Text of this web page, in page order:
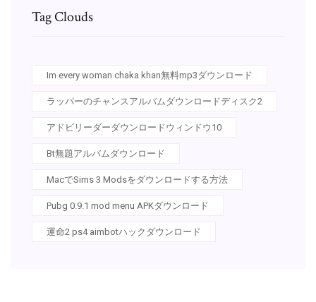
Tag Clouds
Im every woman chaka khan無料mp3ダウンロード
ラッパーのチャンスアルバムダウンロードディスク2
アドビリーダーダウンロードウィンドウ10
Bt無題アルバムダウンロード
MacでSims 3 Modsをダウンロードする方法
Pubg 0.9.1 mod menu APKダウンロード
運命2 ps4 aimbotハックダウンロード